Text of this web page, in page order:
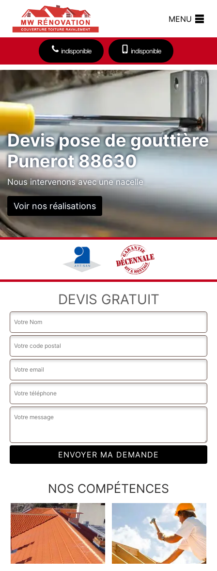
MENU
indisponible indisponible
Devis pose de gouttière
Punerot 88630
Nous intervenons avec une nacelle
Voir nos réalisations
DEVIS GRATUIT
NOS COMPÉTENCES